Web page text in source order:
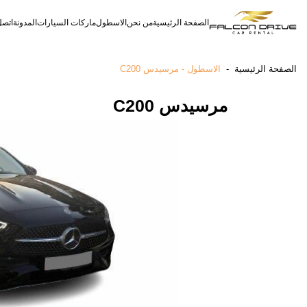
الصفحة الرئيسيةمن نحن الاسطولماركات السياراتالمدونة
الصفحة الرئيسية - الاسطول - مرسيدس C200
مرسيدس C200